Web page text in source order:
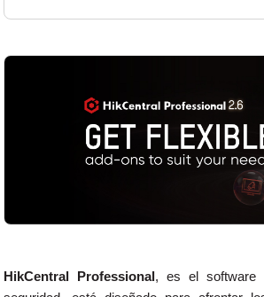
HikCentral Professional, es el software